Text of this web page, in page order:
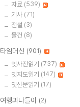
자료 (539)
기사 (71)
전설 (3)
물건 (8)
타임머신 (901)
옛사진읽기 (737)
옛지도읽기 (147)
옛신문읽기 (17)
여행과나들이 (2)